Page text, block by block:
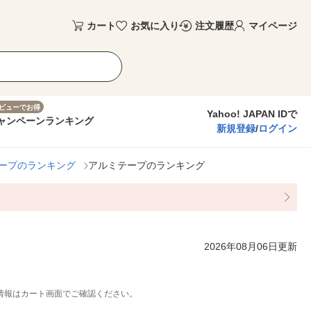
カート お気に入り 注文履歴 マイページ
ューでお得
ンペーンランキング
Yahoo! JAPAN IDで
新規登録/ログイン
プのランキング アルミテープのランキング
2026年08月06日更新
はカート画面でご確認ください。